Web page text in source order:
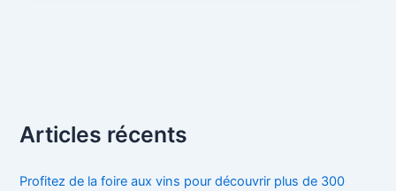
Articles récents
Profitez de la foire aux vins pour découvrir plus de 300